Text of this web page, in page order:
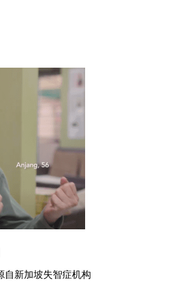
自新加坡失智症机构